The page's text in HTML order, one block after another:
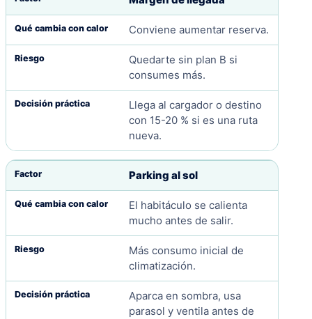
Conviene aumentar reserva.
Quedarte sin plan B si
consumes más.
Llega al cargador o destino
con 15-20 % si es una ruta
nueva.
Parking al sol
El habitáculo se calienta
mucho antes de salir.
Más consumo inicial de
climatización.
Aparca en sombra, usa
parasol y ventila antes de